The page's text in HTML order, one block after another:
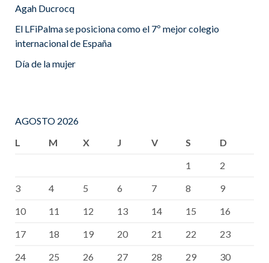
Agah Ducrocq
El LFiPalma se posiciona como el 7º mejor colegio
internacional de España
Día de la mujer
AGOSTO 2026
L
M X J V S
D
1
2
3
4 5 6 7 8
9
10
11 12 13 14 15
16
17
18 19 20 21 22
23
24
25 26 27 28 29
30